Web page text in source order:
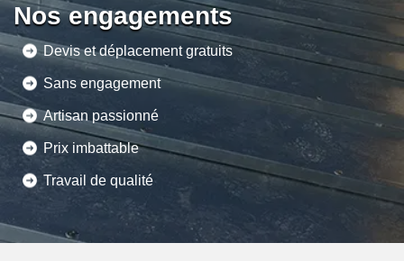
Nos engagements
Devis et déplacement gratuits
Sans engagement
Artisan passionné
Prix imbattable
Travail de qualité